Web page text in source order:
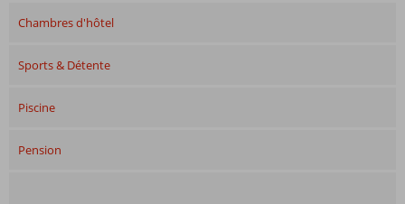
Chambres d'hôtel
Sports & Détente
Piscine
Pension